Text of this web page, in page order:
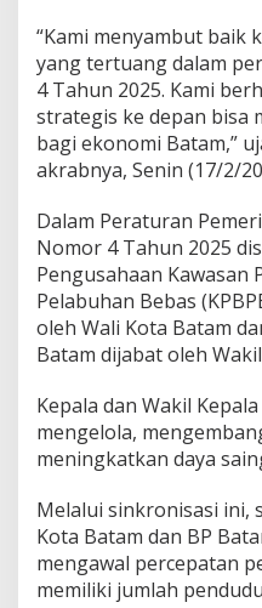
s
a
t
T
e
r
k
a
t
K
e
b
e
r
l
n
u
t
E
-
O
“Kami menyambut baik
yang tertuang dalam
4 Tahun 2025. Kami
strategis ke depan bisa
bagi ekonomi Batam,”
akrabnya, Senin (17/2/
Dalam Peraturan
Nomor 4 Tahun 2025
Pengusahaan Kawasan
Pelabuhan Bebas
oleh Wali Kota Batam
Batam dijabat oleh
Kepala dan Wakil
mengelola,
meningkatkan daya
Melalui sinkronisasi ini,
Kota Batam dan BP
mengawal percepatan
memiliki jumlah